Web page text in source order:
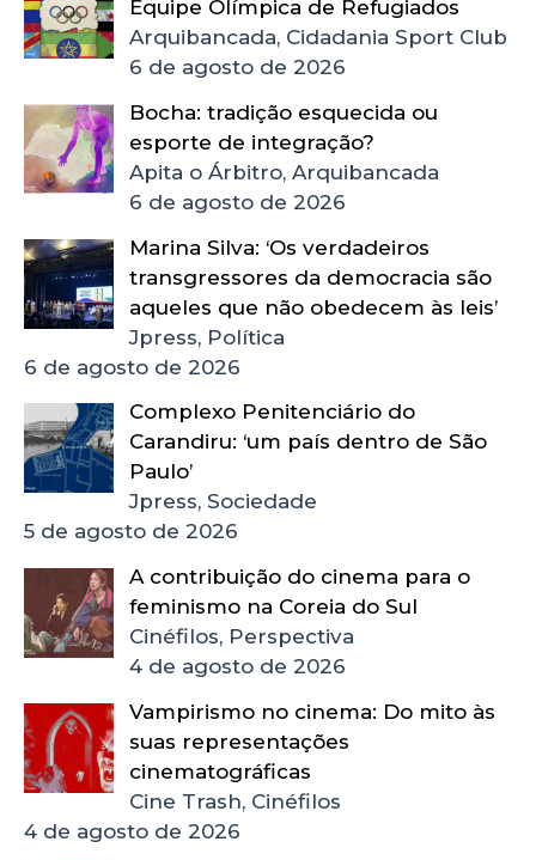
Equipe Olímpica de Refugiados
Arquibancada, Cidadania Sport Club
6 de agosto de 2026
Bocha: tradição esquecida ou
esporte de integração?
Apita o Árbitro, Arquibancada
6 de agosto de 2026
Marina Silva: ‘Os verdadeiros
transgressores da democracia são
aqueles que não obedecem às leis’
Jpress, Política
6 de agosto de 2026
Complexo Penitenciário do
Carandiru: ‘um país dentro de São
Paulo’
Jpress, Sociedade
5 de agosto de 2026
A contribuição do cinema para o
feminismo na Coreia do Sul
Cinéfilos, Perspectiva
4 de agosto de 2026
Vampirismo no cinema: Do mito às
suas representações
cinematográficas
Cine Trash, Cinéfilos
4 de agosto de 2026